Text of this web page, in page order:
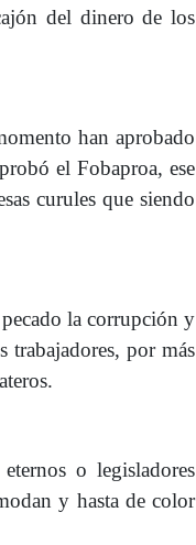
del dinero de los
han aprobado
el Fobaproa, ese
curules que siendo
la corrupción y
trabajadores, por más
o legisladores
y hasta de color